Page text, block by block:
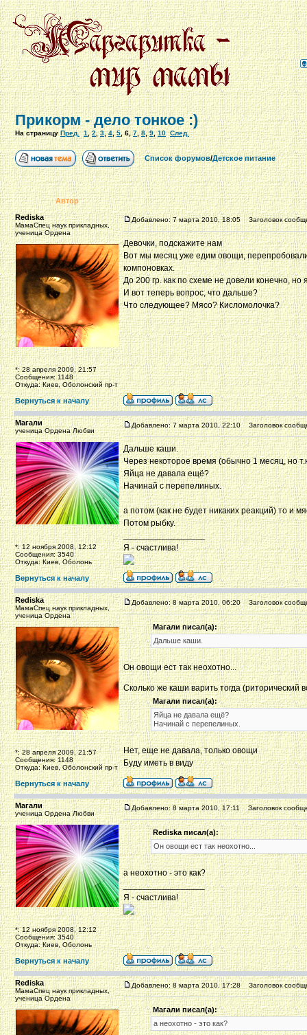
Прикорм - дело тонкое :)
На страницуПред. 1,2,3,4,5,6,7,8,9,10 След.
Список форумов/Детское питание
Автор
Rediska
МамаСпец наук прикладных,
ученица Ордена
*: 28 апреля 2009, 21:57
Сообщения: 1148
Откуда: Киев, Оболонский пр-т
Добавлено: 7 марта 2010, 18:05 Заголовок
Девочки, подскажите нам
Вот мы месяц уже едим овощи, перепробовали
компоновках.
До 200 гр. как по схеме не довели конечно,
И вот теперь вопрос, что дальше?
Что следующее? Мясо? Кисломолочка?
Вернуться к началу
Магали
ученица Ордена Любви
*: 12 ноября 2008, 12:12
Сообщения: 3540
Откуда: Киев, Оболонь
Добавлено: 7 марта 2010, 22:10 Заголовок
Дальше каши.
Через некоторое время (обычно 1 месяц, но
Яйца не давала ещё?
Начинай с перепелиных.
а потом (как не будет никаких реакций) то и
Потом рыбку.
_________________
Я - счастлива!
Вернуться к началу
Rediska
МамаСпец наук прикладных,
ученица Ордена
*: 28 апреля 2009, 21:57
Сообщения: 1148
Откуда: Киев, Оболонский пр-т
Добавлено: 8 марта 2010, 06:20 Заголовок
Магали писал(а):
Дальше каши.
Он овощи ест так неохотно...
Сколько же каши варить тогда (риторический
Магали писал(а):
Яйца не давала ещё?
Начинай с перепелиных.
Нет, еще не давала, только овощи
Буду иметь в виду
Вернуться к началу
Магали
ученица Ордена Любви
*: 12 ноября 2008, 12:12
Сообщения: 3540
Откуда: Киев, Оболонь
Добавлено: 8 марта 2010, 17:11 Заголовок
Rediska писал(а):
Он овощи ест так неохотно...
а неохотно - это как?
_________________
Я - счастлива!
Вернуться к началу
Rediska
МамаСпец наук прикладных,
ученица Ордена
Добавлено: 8 марта 2010, 17:28 Заголовок
Магали писал(а):
а неохотно - это как?